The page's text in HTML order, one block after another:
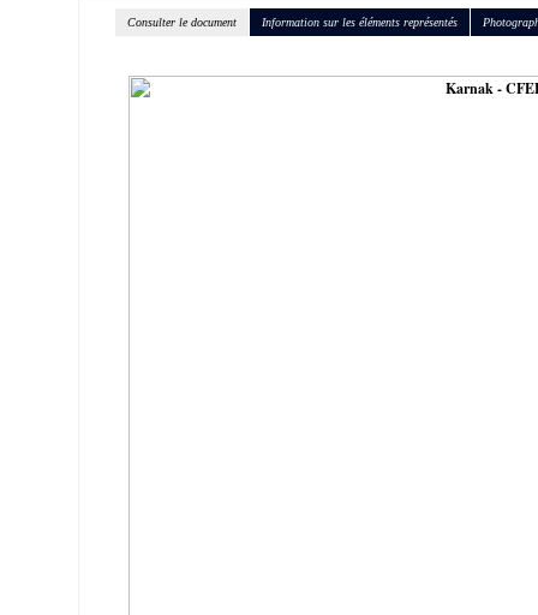
Consulter le document Information sur les éléments représentés